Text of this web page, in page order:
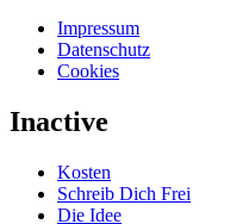
Impressum
Datenschutz
Cookies
Inactive
Kosten
Schreib Dich Frei
Die Idee